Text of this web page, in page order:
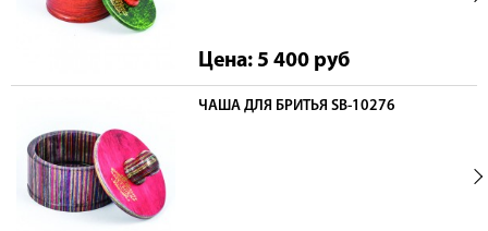
Цена: 5 400 руб
ЧАША ДЛЯ БРИТЬЯ SB-10276